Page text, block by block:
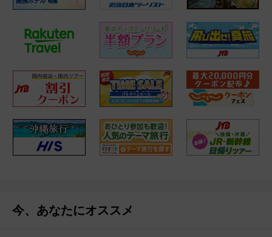
今、あなたにオススメ